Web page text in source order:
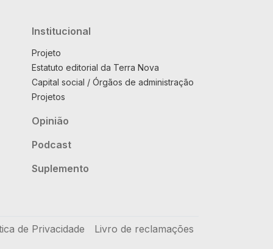
Institucional
Projeto
Estatuto editorial da Terra Nova
Capital social / Órgãos de administração
Projetos
Opinião
Podcast
Suplemento
de Privacidade Livro de reclamações